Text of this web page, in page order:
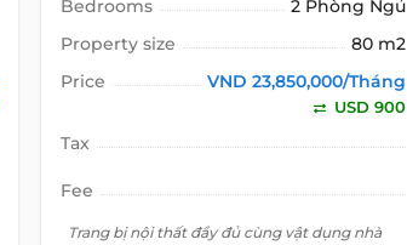
Bedrooms
2 Phòng Ngủ
Property size
80 m2
Price
VND 23,850,000/Tháng
USD 900
Tax
Fee
Trang bị nội thất đầy đủ cùng vật dụng nhà